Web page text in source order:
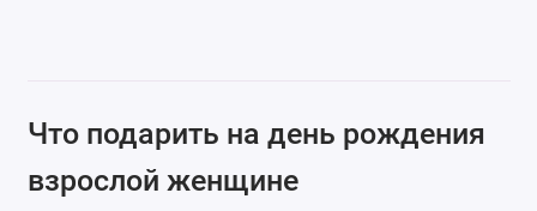
Что подарить на день рождения
взрослой женщине